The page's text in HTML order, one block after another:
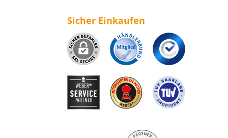
Sicher Einkaufen